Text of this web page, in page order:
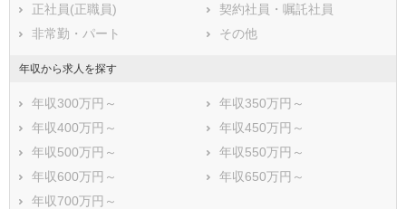
正社員(正職員)
契約社員・嘱託社員
非常勤・パート
その他
年収から求人を探す
年収300万円～
年収350万円～
年収400万円～
年収450万円～
年収500万円～
年収550万円～
年収600万円～
年収650万円～
年収700万円～